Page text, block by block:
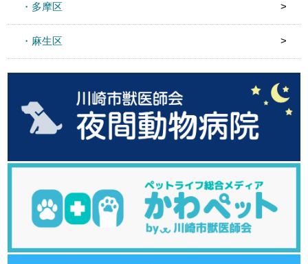
・多摩区
・麻生区